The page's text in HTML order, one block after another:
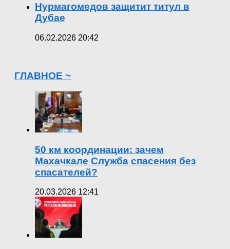
Нурмагомедов защитит титул в
Дубае
06.02.2026 20:42
ГЛАВНОЕ ~
50 км координации: зачем
Махачкале Служба спасения без
спасателей?
20.03.2026 12:41